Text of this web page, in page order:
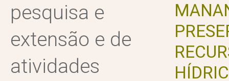
pesquisa e
extensão e de
atividades